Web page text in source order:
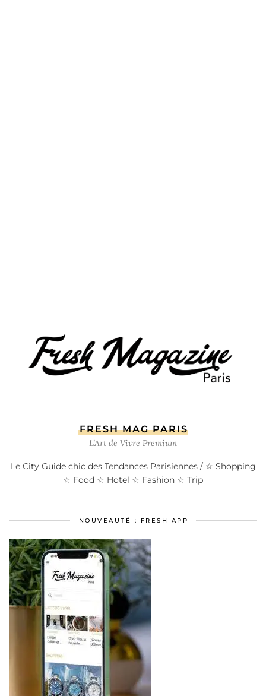
FRESH MAG PARIS
L’Art de Vivre Premium
Le City Guide chic des Tendances Parisiennes / ☆ Shopping
☆ Food ☆ Hotel ☆ Fashion ☆ Trip
NOUVEAUTÉ : FRESH APP